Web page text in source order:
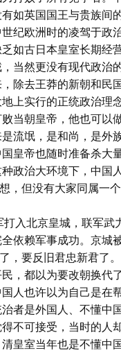
如英国国王与贵族间
纪欧洲时的凌驾于政
如古日本皇室长期经
当然更没有现代政治
除去王莽的新朝和民
上实行的正统政治理
当朝皇帝，他也可以
流氓，是和尚，是外
皇帝也随时准备杀大
政治大环境下，中国
，但没有大家同属一个
打入北京皇城，联军武
依赖军事成功。京城
，要反旧君忠新君了
，都以为要改朝换代
人也许以为自己是在
者是外国人、不懂中
不可接受，当时的人
皇室当年也是不懂中